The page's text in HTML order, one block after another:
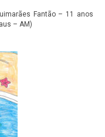
Fantão – 11 anos
– AM)